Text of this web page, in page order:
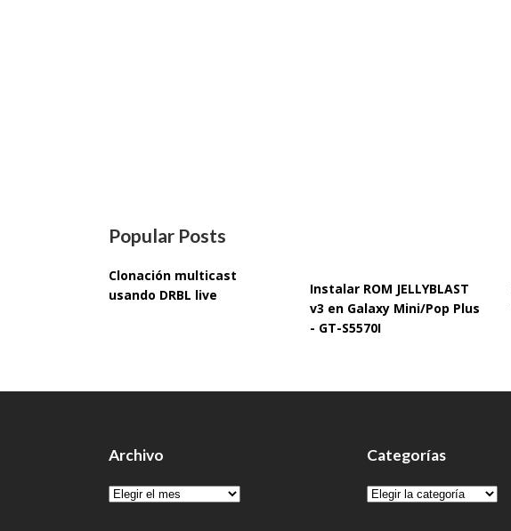
Popular Posts
Clonación multicast
usando DRBL live
Instalar ROM JELLYBLAST
v3 en Galaxy Mini/Pop Plus
- GT-S5570I
Archivo
Archivo
Categorías
Categorías